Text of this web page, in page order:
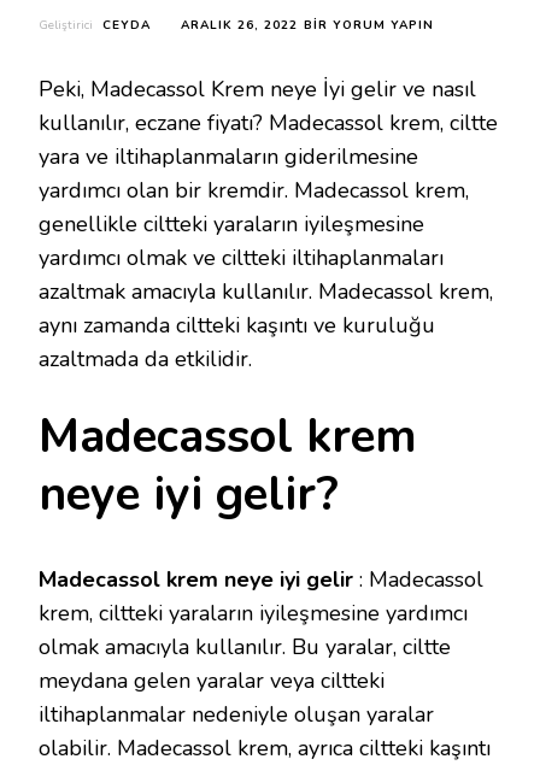
Geliştirici CEYDA ARALIK 26, 2022 MADECASSOL
İYI
GELIR
VE
NASIL
ECZANE
FIYATI
BIR YORUM YAPIN
Peki, Madecassol Krem neye İyi gelir ve nasıl
kullanılır, eczane fiyatı? Madecassol krem, ciltte
yara ve iltihaplanmaların giderilmesine
yardımcı olan bir kremdir. Madecassol krem,
genellikle ciltteki yaraların iyileşmesine
yardımcı olmak ve ciltteki iltihaplanmaları
azaltmak amacıyla kullanılır. Madecassol krem,
aynı zamanda ciltteki kaşıntı ve kuruluğu
azaltmada da etkilidir.
Madecassol krem
neye iyi gelir?
Madecassol krem neye iyi gelir : Madecassol
krem, ciltteki yaraların iyileşmesine yardımcı
olmak amacıyla kullanılır. Bu yaralar, ciltte
meydana gelen yaralar veya ciltteki
iltihaplanmalar nedeniyle oluşan yaralar
olabilir. Madecassol krem, ayrıca ciltteki kaşıntı